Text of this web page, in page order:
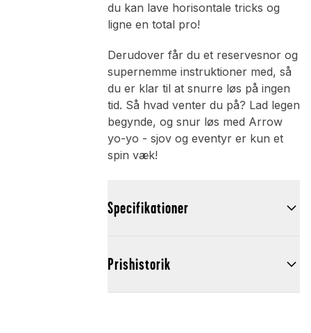
du kan lave horisontale tricks og
ligne en total pro!
Derudover får du et reservesnor og
supernemme instruktioner med, så
du er klar til at snurre løs på ingen
tid. Så hvad venter du på? Lad legen
begynde, og snur løs med Arrow
yo-yo - sjov og eventyr er kun et
spin væk!
Specifikationer
Prishistorik